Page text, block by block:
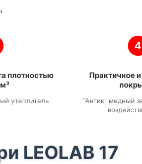
плотностью
утеплитель
4
Практичное
"Антик" медный
LEOLAB 17